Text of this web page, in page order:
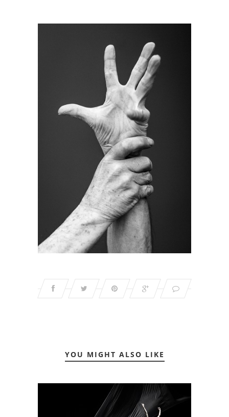
YOU MIGHT ALSO LIKE